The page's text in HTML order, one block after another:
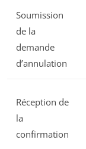
Soumission
de la
demande
d’annulation
Réception de
la
confirmation